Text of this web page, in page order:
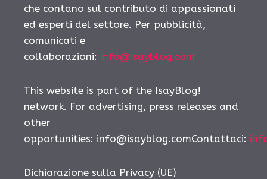
che contano sul contributo di appassionati
ed esperti del settore. Per pubblicità,
comunicati e
collaborazioni: info@isayblog.com
This website is part of the IsayBlog!
network. For advertising, press releases and
other
opportunities: info@isayblog.comContattaci:
Dichiarazione sulla Privacy (UE)